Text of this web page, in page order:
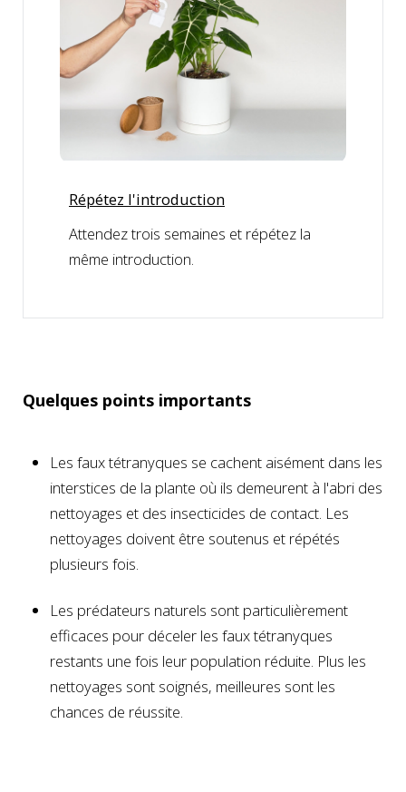
Répétez l'introduction
Attendez trois semaines et répétez la
même introduction.
Quelques points importants
Les faux tétranyques se cachent aisément dans les
interstices de la plante où ils demeurent à l'abri des
nettoyages et des insecticides de contact. Les
nettoyages doivent être soutenus et répétés
plusieurs fois.
Les prédateurs naturels sont particulièrement
efficaces pour déceler les faux tétranyques
restants une fois leur population réduite. Plus les
nettoyages sont soignés, meilleures sont les
chances de réussite.